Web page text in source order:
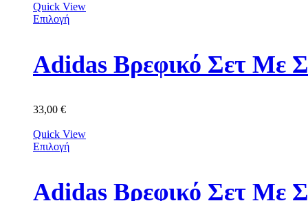
Quick View
Επιλογή
Adidas Βρεφικό Σετ Με
33,00 €
Quick View
Επιλογή
Adidas Βρεφικό Σετ Με